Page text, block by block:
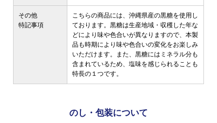
その他
特記事項
こちらの商品には、沖縄県産の黒糖を使用し
ております。黒糖は生産地域・収穫した年な
どにより味や色合いが異なりますので、本製
品も時期により味や色合いの変化をお楽しみ
いただけます。また、黒糖にはミネラル分も
含まれているため、塩味を感じられることも
特長の１つです。
のし・包装について